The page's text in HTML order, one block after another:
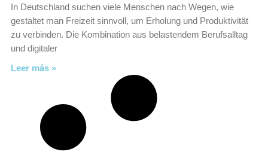
In Deutschland suchen viele Menschen nach Wegen, wie
gestaltet man Freizeit sinnvoll, um Erholung und Produktivität
zu verbinden. Die Kombination aus belastendem Berufsalltag
und digitaler
Leer más »